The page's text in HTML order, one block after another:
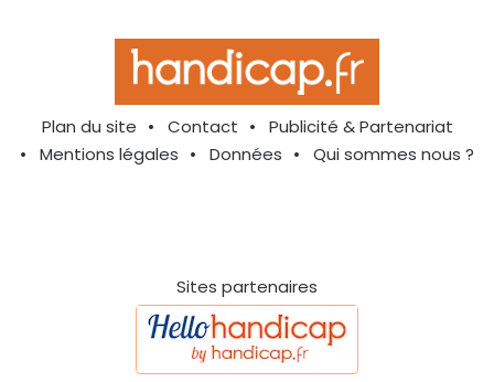
Plan du site Contact
Publicité & Partenariat
Mentions légales
Données Qui sommes nous ?
Sites partenaires